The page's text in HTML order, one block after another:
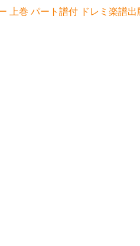
上巻 パート譜付 ドレミ楽譜